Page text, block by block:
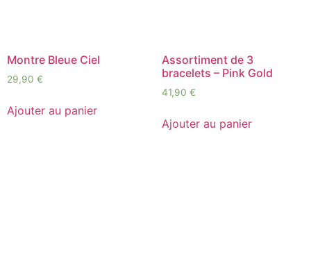
Montre Bleue Ciel
29,90 €
Ajouter au panier
Assortiment de 3
bracelets – Pink Gold
41,90 €
Ajouter au panier